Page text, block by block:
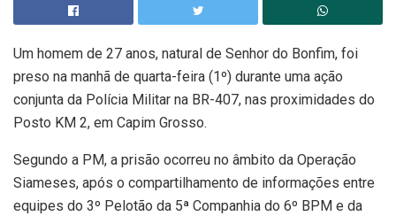
Um homem de 27 anos, natural de Senhor do Bonfim, foi
preso na manhã de quarta-feira (1º) durante uma ação
conjunta da Polícia Militar na BR-407, nas proximidades do
Posto KM 2, em Capim Grosso.
Segundo a PM, a prisão ocorreu no âmbito da Operação
Siameses, após o compartilhamento de informações entre
equipes do 3º Pelotão da 5ª Companhia do 6º BPM e da